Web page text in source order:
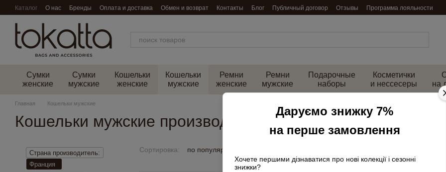
Перейти к основному контенту
Даруємо знижку 7%
на перше замовлення
Хочете першими дізнаватися про нові колекції і сезонні
знижки?
Каталог О нас Бренды Оплата и доставка Обмен и возврат Контакты Блог Публичный договор Отзывы Программа лояльности
Сумки
женские
Сумки
мужские
Кошельки
женские
Кошельки
мужские
Ремни
женские
Ремни
мужские
Подарочные
наборы
Косметички
и нессесеры
на
Главная Кошельки мужские
Кошельки мужские производство Франция
Сортировка: по популярности
Страна производитель:
Франция